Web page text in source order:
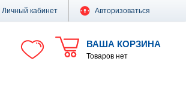
Личный кабинет Авторизоваться
ВАША КОРЗИНА
Товаров нет